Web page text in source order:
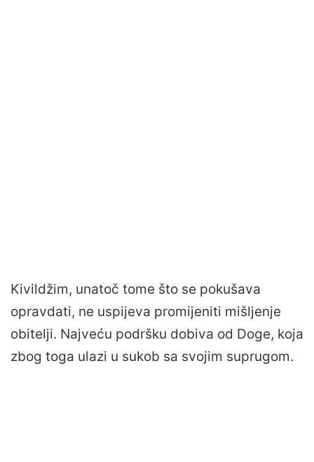
Kivildžim, unatoč tome što se pokušava
opravdati, ne uspijeva promijeniti mišljenje
obitelji. Najveću podršku dobiva od Doge, koja
zbog toga ulazi u sukob sa svojim suprugom.